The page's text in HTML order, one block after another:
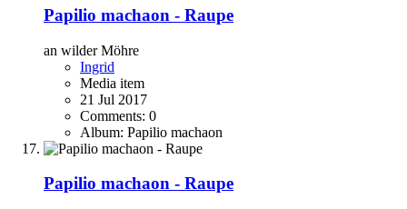
Papilio machaon - Raupe
an wilder Möhre
Ingrid
Media item
21 Jul 2017
Comments: 0
Album: Papilio machaon
Papilio machaon - Raupe